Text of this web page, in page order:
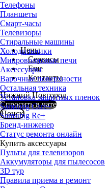
Цены
Сервисы
Еще
Контакты
Нижний Новгород
Спросить в чате
Поиск
Телефоны
Планшеты
Смарт-часы
Телевизоры
Стиральные машины
Холодильники
Микроволновые печи
Аксессуары
Варочные поверхности
Остальная техника
Установка защитных пленок
Samsung Care+
Samsung Re+
Бренд-инженер
Статус ремонта онлайн
Купить аксессуары
Пульты для телевизоров
Аккумуляторы для пылесосов
3D тур
Правила приема в ремонт